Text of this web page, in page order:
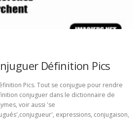
Définition Pics
Pics. Tout se conjugue pour rendre
conjuguer dans le dictionnaire de
voir aussi 'se
expressions, conjugaison,